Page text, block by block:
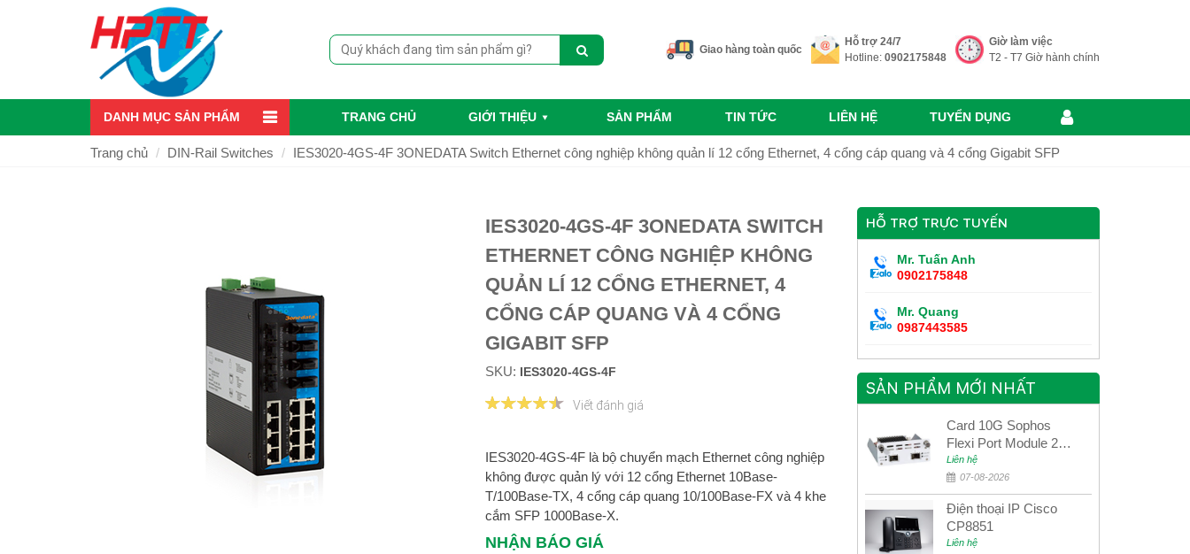
Giao hàng toàn quốc
Hỗ trợ 24/7
Hotline: 0902175848
Giờ làm việc
T2 - T7 Giờ hành chính
DANH MỤC SẢN PHẨM TRANG CHỦ GIỚI THIỆU SẢN PHẨM TIN TỨC LIÊN HỆ TUYỂN DỤNG
Trang chủ DIN-Rail Switches IES3020-4GS-4F 3ONEDATA Switch Ethernet công nghiệp không quản lí 12 cổng Ethernet, 4 cổng cáp quang và 4 cổng Gigabit SFP
IES3020-4GS-4F 3ONEDATA SWITCH
ETHERNET CÔNG NGHIỆP KHÔNG
QUẢN LÍ 12 CỔNG ETHERNET, 4
CỔNG CÁP QUANG VÀ 4 CỔNG
GIGABIT SFP
SKU: IES3020-4GS-4F
Viết đánh giá
IES3020-4GS-4F là bộ chuyển mạch Ethernet công nghiệp
không được quản lý với 12 cổng Ethernet 10Base-
T/100Base-TX, 4 cổng cáp quang 10/100Base-FX và 4 khe
cắm SFP 1000Base-X.
NHẬN BÁO GIÁ
HỖ TRỢ TRỰC TUYẾN
Mr. Tuấn Anh
0902175848
Mr. Quang
0987443585
SẢN PHẨM MỚI NHẤT
Card 10G Sophos
Flexi Port Module 2
port 10GbE SFP+
SGMOD2F2PUR
2port 10GbE SFP+
Liên hệ
07-08-2026
Điện thoại IP Cisco
CP8851
Liên hệ